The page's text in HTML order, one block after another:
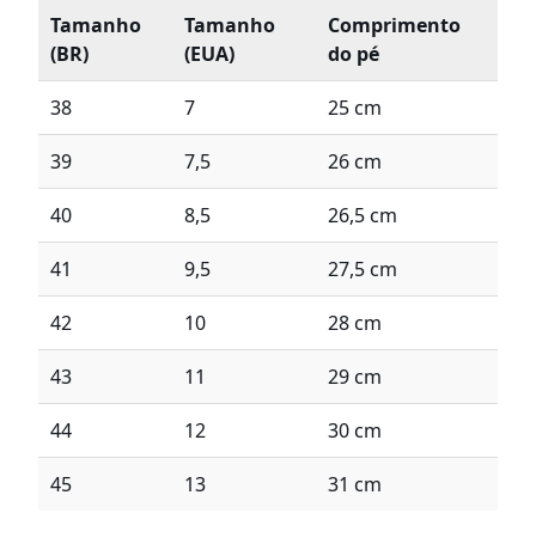
Tamanho
(BR)
Tamanho
(EUA)
Comprimento
do pé
38 7 25 cm
39 7,5 26 cm
40 8,5 26,5 cm
41 9,5 27,5 cm
42 10 28 cm
43 11 29 cm
44 12 30 cm
45 13 31 cm